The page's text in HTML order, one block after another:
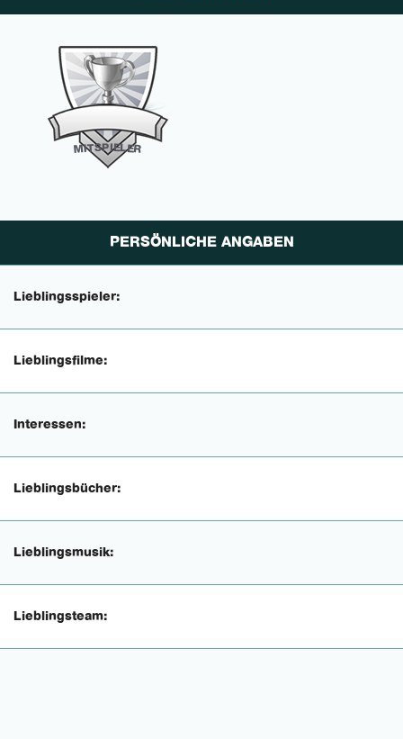
MITSPIELER
PERSÖNLICHE ANGABEN
Lieblingsspieler:
Lieblingsfilme:
Interessen:
Lieblingsbücher:
Lieblingsmusik:
Lieblingsteam: